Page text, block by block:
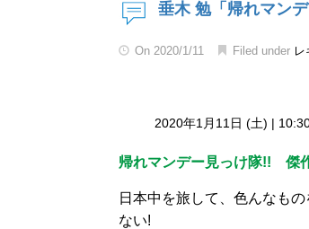
垂木 勉「帰れマン
On 2020/1/11 Filed under
2020年1月11日 (土) |
帰れマンデー見っけ隊!! 傑
日本中を旅して、色んなも
ない!